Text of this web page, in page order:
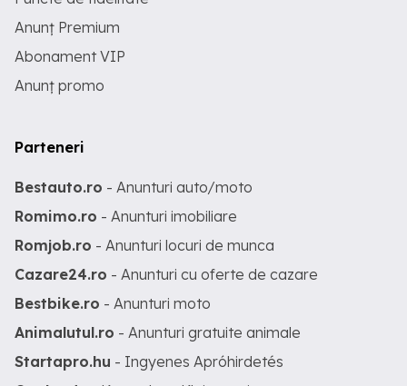
Anunț Premium
Abonament VIP
Anunț promo
Parteneri
Bestauto.ro - Anunturi auto/moto
Romimo.ro - Anunturi imobiliare
Romjob.ro - Anunturi locuri de munca
Cazare24.ro - Anunturi cu oferte de cazare
Bestbike.ro - Anunturi moto
Animalutul.ro - Anunturi gratuite animale
Startapro.hu - Ingyenes Apróhirdetés